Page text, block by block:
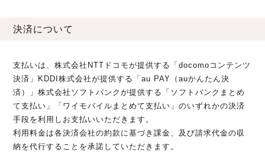
決済について
支払いは、株式会社NTTドコモが提供する「docomoコンテンツ
決済」KDDI株式会社が提供する「au PAY（auかんたん決
済）」株式会社ソフトバンクが提供する「ソフトバンクまとめ
て支払い」「ワイモバイルまとめて支払い」のいずれかの決済
手段を利用しお支払いいただきます。
利用料金は各決済会社の約款に基づき課金、及び請求代金の収
納を代行することを承諾していただきます。